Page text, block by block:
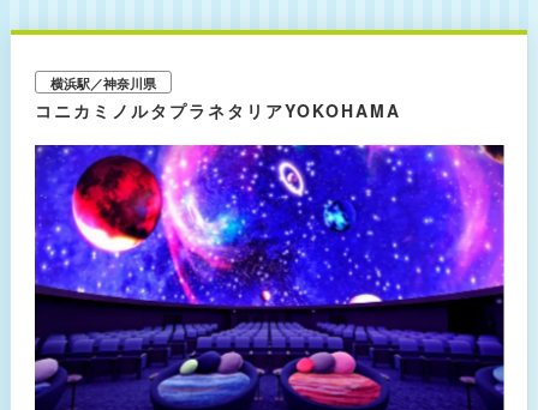
横浜駅／神奈川県
コニカミノルタプラネタリアYOKOHAMA